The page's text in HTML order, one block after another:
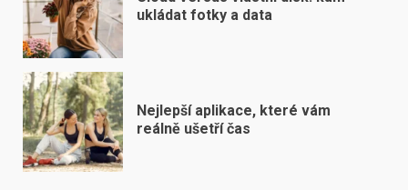
ukládat fotky a data
Nejlepší aplikace, které vám
reálně ušetří čas